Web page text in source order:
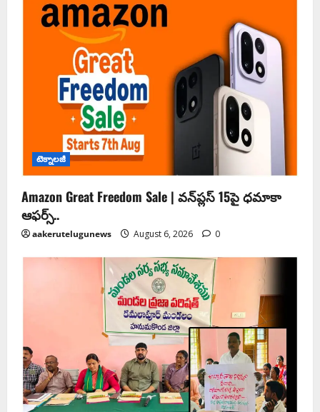
టెక్నాలజీ
Amazon Great Freedom Sale | వన్‌ప్లస్ 15పై ధమాకా
ఆఫర్స్..
aakerutelugunews August 6, 2026 0